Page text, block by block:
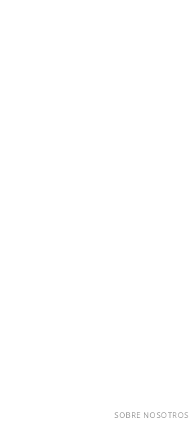
SOBRE NOSOTROS